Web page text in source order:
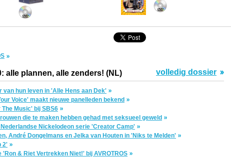
alle plannen, alle zenders! (NL) volledig dossier
hun leven in 'Alle Hens aan Dek'
Voice' maakt nieuwe panelleden bekend
The Music' bij SBS6
die te maken hebben gehad met seksueel geweld
Nickelodeon serie 'Creator Camp'
André Dongelmans en Jelka van Houten in 'Niks te Melden'
2'
& Riet Vertrekken Niet!' bij AVROTROS